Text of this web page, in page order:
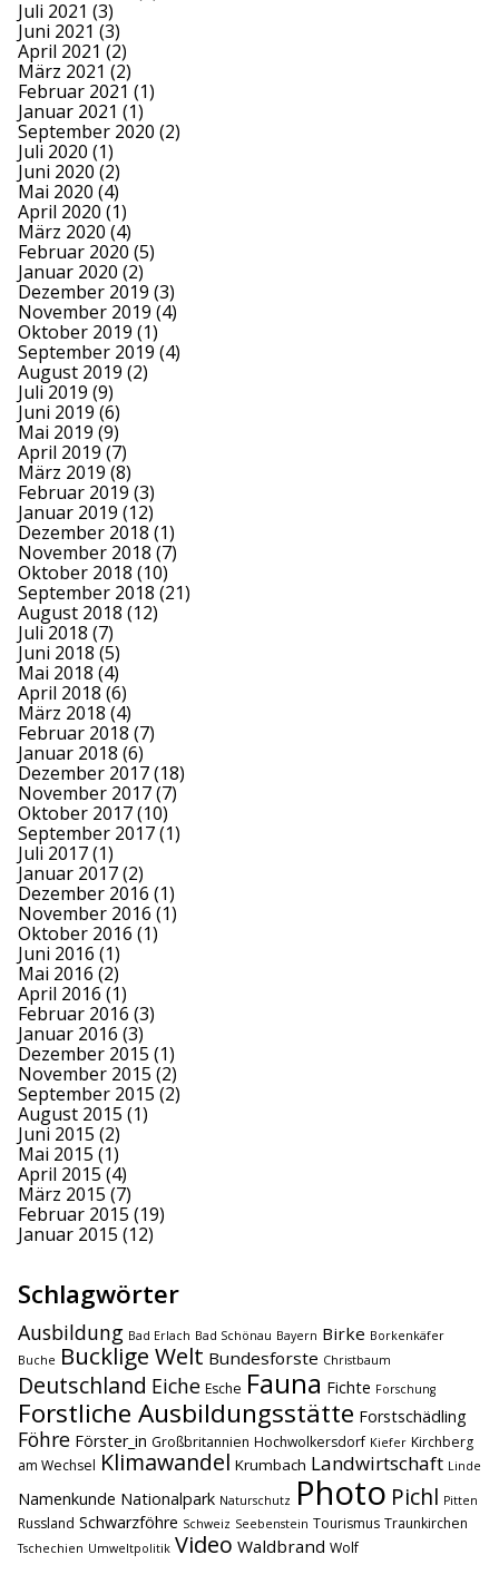
Juli 2021 (3)
Juni 2021 (3)
April 2021 (2)
März 2021 (2)
Februar 2021 (1)
Januar 2021 (1)
September 2020 (2)
Juli 2020 (1)
Juni 2020 (2)
Mai 2020 (4)
April 2020 (1)
März 2020 (4)
Februar 2020 (5)
Januar 2020 (2)
Dezember 2019 (3)
November 2019 (4)
Oktober 2019 (1)
September 2019 (4)
August 2019 (2)
Juli 2019 (9)
Juni 2019 (6)
Mai 2019 (9)
April 2019 (7)
März 2019 (8)
Februar 2019 (3)
Januar 2019 (12)
Dezember 2018 (1)
November 2018 (7)
Oktober 2018 (10)
September 2018 (21)
August 2018 (12)
Juli 2018 (7)
Juni 2018 (5)
Mai 2018 (4)
April 2018 (6)
März 2018 (4)
Februar 2018 (7)
Januar 2018 (6)
Dezember 2017(18)
November 2017(7)
Oktober 2017(10)
September 2017(1)
Juli 2017(1)
Januar 2017(2)
Dezember 2016 (1)
November 2016 (1)
Oktober 2016 (1)
Juni 2016 (1)
Mai 2016 (2)
April 2016 (1)
Februar 2016 (3)
Januar 2016 (3)
Dezember 2015 (1)
November 2015 (2)
September 2015 (2)
August 2015 (1)
Juni 2015 (2)
Mai 2015 (1)
April 2015 (4)
März 2015 (7)
Februar 2015 (19)
Januar 2015 (12)
Schlagwörter
Ausbildung Bad Erlach Bad Schönau Bayern Birke Borkenkäfer
Buche Bucklige Welt Bundesforste Christbaum
Deutschland Eiche Esche Fauna Fichte Forschung
Forstliche Ausbildungsstätte Forstschädling
Föhre Förster_in Großbritannien Hochwolkersdorf Kiefer Kirchberg
am Wechsel Klimawandel Krumbach Landwirtschaft Linde
Namenkunde Nationalpark Naturschutz Photo Pichl Pitten
Russland Schwarzföhre Schweiz Seebenstein Tourismus Traunkirchen
Tschechien Umweltpolitik Video Waldbrand Wolf